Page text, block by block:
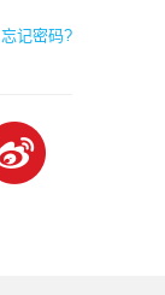
忘记密码?